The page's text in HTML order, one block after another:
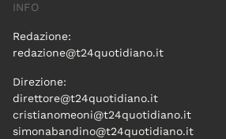
INFO
Redazione:
redazione@t24quotidiano.it
Direzione:
direttore@t24quotidiano.it
cristianomeoni@t24quotidiano.it
simonabandino@t24quotidiano.it